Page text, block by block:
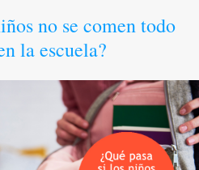
no se comen todo
la escuela?